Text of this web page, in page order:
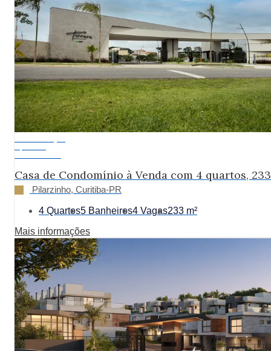
Casa de Condomínio à Venda com 4 quartos,
Pilarzinho, Curitiba-PR
4 Quartos5 Banheiros4 Vagas233 m²
Mais informações